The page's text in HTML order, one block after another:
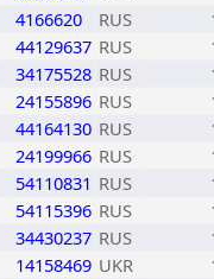
4166620 RUS
44129637 RUS
34175528 RUS
24155896 RUS
44164130 RUS
24199966 RUS
54110831 RUS
54115396 RUS
34430237 RUS
14158469 UKR